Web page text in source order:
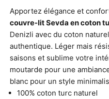
Apportez élégance et
couvre-lit Sevda en coton
Denizli avec du coton
authentique. Léger mais
saisons et sublime votre
moutarde pour une
blanc pour un style
100% coton turc naturel